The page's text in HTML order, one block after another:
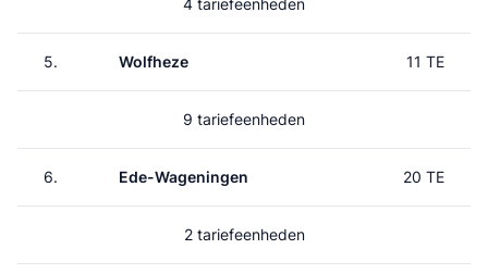
4 tariefeenheden
5. Wolfheze 11 TE
9 tariefeenheden
6. Ede-Wageningen 20 TE
2 tariefeenheden